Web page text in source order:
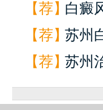
【荐】白癜
【荐】苏州
【荐】苏州